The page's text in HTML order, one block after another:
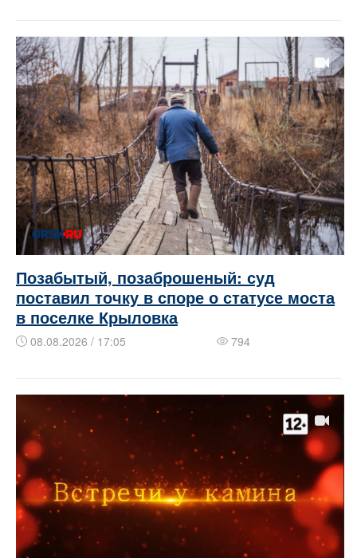
Позабытый, позаброшеный: суд
поставил точку в споре о статусе моста
в поселке Крыловка
08.08.2026 / 17:05 794